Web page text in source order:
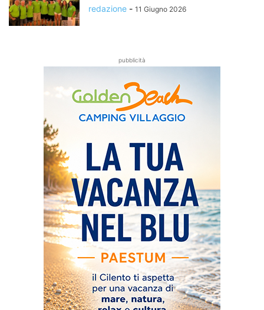
redazione - 11 Giugno 2026
pubblicità